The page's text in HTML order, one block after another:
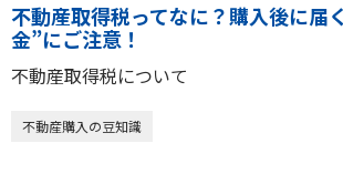
不動産取得税ってなに？購入後に届
金”にご注意！
不動産取得税について
不動産購入の豆知識